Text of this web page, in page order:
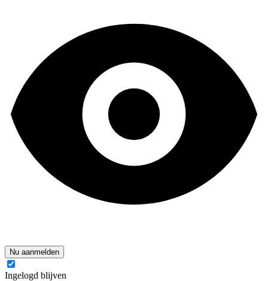
Nu aanmelden
Ingelogd blijven